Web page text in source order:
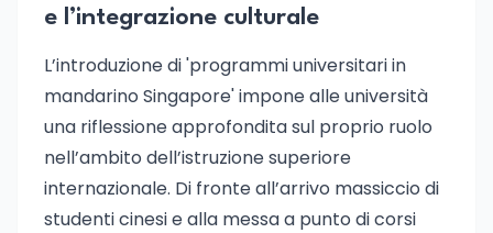
e l’integrazione culturale
L’introduzione di 'programmi universitari in
mandarino Singapore' impone alle università
una riflessione approfondita sul proprio ruolo
nell’ambito dell’istruzione superiore
internazionale. Di fronte all’arrivo massiccio di
studenti cinesi e alla messa a punto di corsi